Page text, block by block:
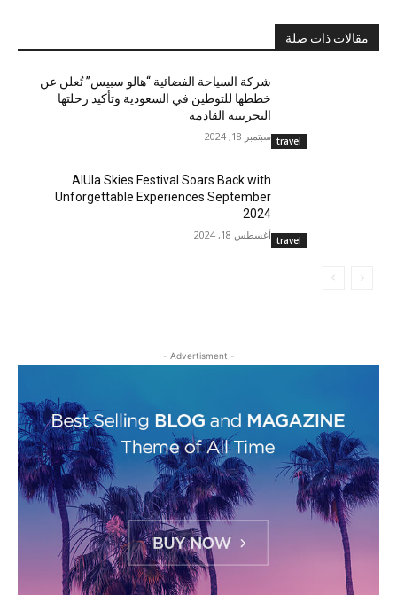
مقالات ذات صلة
travel
شركة السياحة الفضائية “هالو سبيس” تُعلن عن
خططها للتوطين في السعودية وتأكيد رحلتها
التجريبية القادمة
سبتمبر 18, 2024
travel
AlUla Skies Festival Soars Back with
Unforgettable Experiences September
2024
أغسطس 18, 2024
- Advertisment -